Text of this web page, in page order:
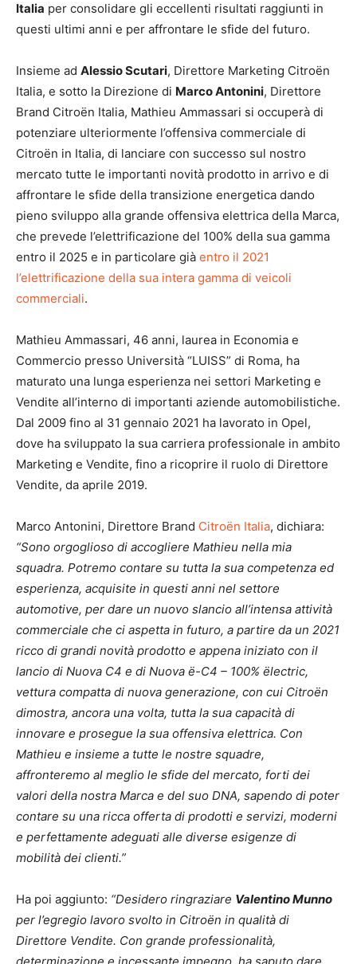
Italia per consolidare gli eccellenti risultati raggiunti in
questi ultimi anni e per affrontare le sfide del futuro.
Insieme ad Alessio Scutari, Direttore Marketing Citroën
Italia, e sotto la Direzione di Marco Antonini, Direttore
Brand Citroën Italia, Mathieu Ammassari si occuperà di
potenziare ulteriormente l’offensiva commerciale di
Citroën in Italia, di lanciare con successo sul nostro
mercato tutte le importanti novità prodotto in arrivo e di
affrontare le sfide della transizione energetica dando
pieno sviluppo alla grande offensiva elettrica della Marca,
che prevede l’elettrificazione del 100% della sua gamma
entro il 2025 e in particolare già entro il 2021
l’elettrificazione della sua intera gamma di veicoli
commerciali.
Mathieu Ammassari, 46 anni, laurea in Economia e
Commercio presso Università “LUISS” di Roma, ha
maturato una lunga esperienza nei settori Marketing e
Vendite all’interno di importanti aziende automobilistiche.
Dal 2009 fino al 31 gennaio 2021 ha lavorato in Opel,
dove ha sviluppato la sua carriera professionale in ambito
Marketing e Vendite, fino a ricoprire il ruolo di Direttore
Vendite, da aprile 2019.
Marco Antonini, Direttore Brand Citroën Italia, dichiara:
“Sono orgoglioso di accogliere Mathieu nella mia
squadra. Potremo contare su tutta la sua competenza ed
esperienza, acquisite in questi anni nel settore
automotive, per dare un nuovo slancio all’intensa attività
commerciale che ci aspetta in futuro, a partire da un 2021
ricco di grandi novità prodotto e appena iniziato con il
lancio di Nuova C4 e di Nuova ë-C4 – 100% ëlectric,
vettura compatta di nuova generazione, con cui Citroën
dimostra, ancora una volta, tutta la sua capacità di
innovare e prosegue la sua offensiva elettrica. Con
Mathieu e insieme a tutte le nostre squadre,
affronteremo al meglio le sfide del mercato, forti dei
valori della nostra Marca e del suo DNA, sapendo di poter
contare su una ricca offerta di prodotti e servizi, moderni
e perfettamente adeguati alle diverse esigenze di
mobilità dei clienti.”
Ha poi aggiunto: “Desidero ringraziare Valentino Munno
per l’egregio lavoro svolto in Citroën in qualità di
Direttore Vendite. Con grande professionalità,